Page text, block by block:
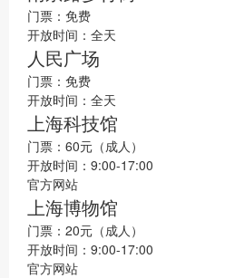
门票：免费
开放时间：全天
人民广场
门票：免费
开放时间：全天
上海科技馆
门票：60元（成人）
开放时间：9:00-17:00
官方网站
上海博物馆
门票：20元（成人）
开放时间：9:00-17:00
官方网站